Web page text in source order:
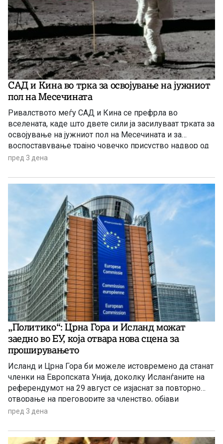
САД и Кина во трка за освојување на јужниот
пол на Месечината
Ривалството меѓу САД и Кина се префрла во
вселената, каде што двете сили ја засилуваат трката за
освојување на јужниот пол на Месечината и за
воспоставување трајно човечко присуство надвор од
Земјата.
пред 3 дена
„Политико“: Црна Гора и Исланд можат
заедно во ЕУ, која отвара нова сцена за
проширувањето
Исланд и Црна Гора би можеле истовремено да станат
членки на Европската Унија, доколку Исланѓаните на
референдумот на 29 август се изјаснат за повторно
отворање на преговорите за членство, објави
„Политико“, повикувајќи се на европски претставници
пред 3 дена